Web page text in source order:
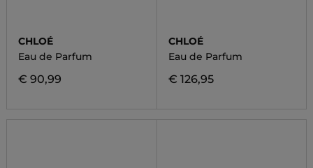
CHLOÉ
Eau de Parfum
€ 90,99
CHLOÉ
Eau de Parfum
€ 126,95